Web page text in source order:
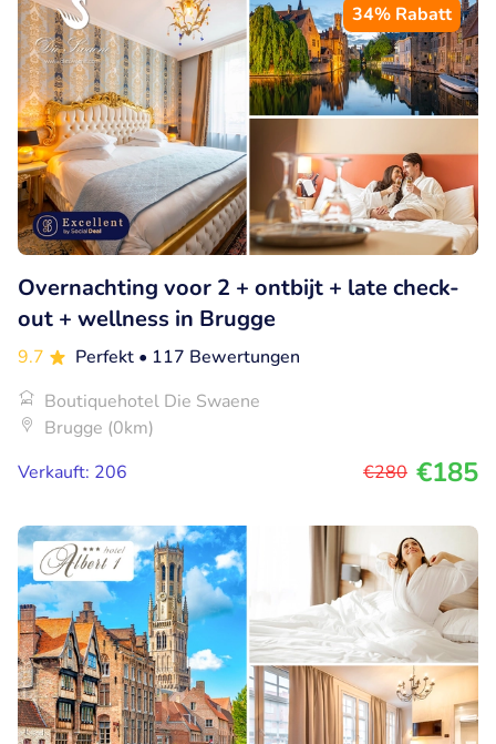
34% Rabatt
Overnachting voor 2 + ontbijt + late check-
out + wellness in Brugge
9.7 Perfekt • 117 Bewertungen
Boutiquehotel Die Swaene
Brugge (0km)
Verkauft: 206
€280 €185